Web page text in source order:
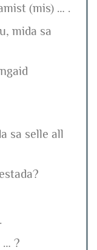
(mis) … .
mida sa
sa selle all
… ?